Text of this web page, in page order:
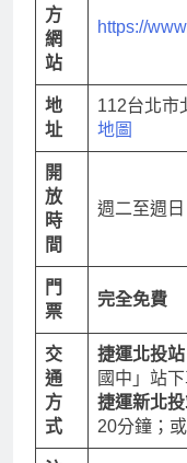
官
方
網
站
地
址
112台北市
地圖
開
放
時
間
門
票
交
通
方
式
捷運北投站
國中」站下
捷運新北
20分鐘；